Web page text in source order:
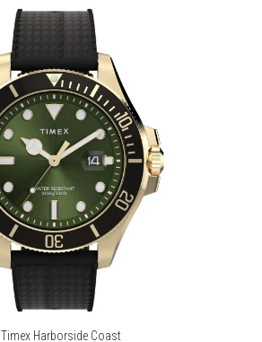
Timex Harborside Coast